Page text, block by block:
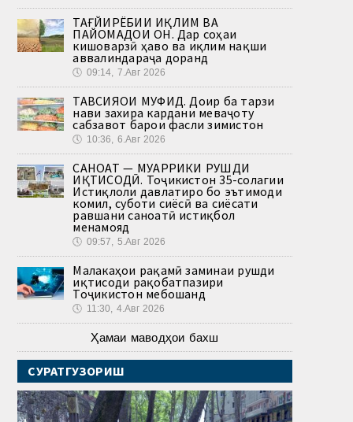
ТАҒЙИРЁБИИ ИҚЛИМ ВА
ПАЙОМАДҲОИ ОН. Дар соҳаи
кишоварзӣ ҳаво ва иқлим нақши
аввалиндараҷа доранд
🕔 09:14, 7.Авг 2026
ТАВСИЯҲОИ МУФИД. Доир ба тарзи
нави захира кардани меваҷоту
сабзавот барои фасли зимистон
🕔 10:36, 6.Авг 2026
САНОАТ — МУҲАРРИКИ РУШДИ
ИҚТИСОДӢ. Тоҷикистон 35-солагии
Истиқлоли давлатиро бо эътимоди
комил, суботи сиёсӣ ва сиёсати
равшани саноатӣ истиқбол
менамояд
🕔 09:57, 5.Авг 2026
Малакаҳои рақамӣ заминаи рушди
иқтисоди рақобатпазири
Тоҷикистон мебошанд
🕔 11:30, 4.Авг 2026
Ҳамаи маводҳои бахш
СУРАТГУЗОРИШ